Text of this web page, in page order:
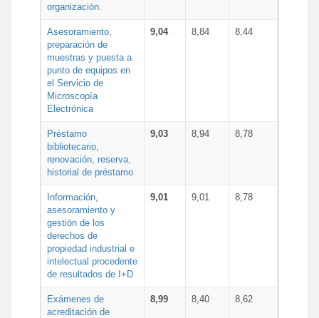
organización.
Asesoramiento,
preparación de
muestras y puesta a
punto de equipos en
el Servicio de
Microscopía
Electrónica
9,04 8,84 8,44
Préstamo
bibliotecario,
renovación, reserva,
historial de préstamo
9,03 8,94 8,78
Información,
asesoramiento y
gestión de los
derechos de
propiedad industrial e
intelectual procedente
de resultados de I+D
9,01 9,01 8,78
Exámenes de
acreditación de
8,99 8,40 8,62